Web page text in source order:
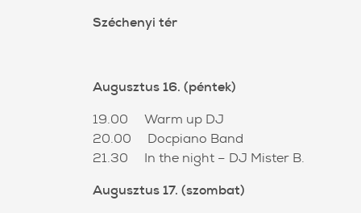
Széchenyi tér
Augusztus 16. (péntek)
19.00 Warm up DJ
20.00 Docpiano Band
21.30 In the night – DJ Mister B.
Augusztus 17. (szombat)